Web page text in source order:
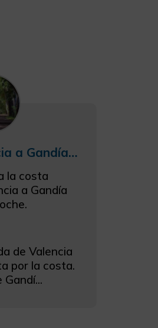
Escapada València a Gandía en bicicleta: playas y arrozales
la costa
a Gandía
de Valencia
por la costa.